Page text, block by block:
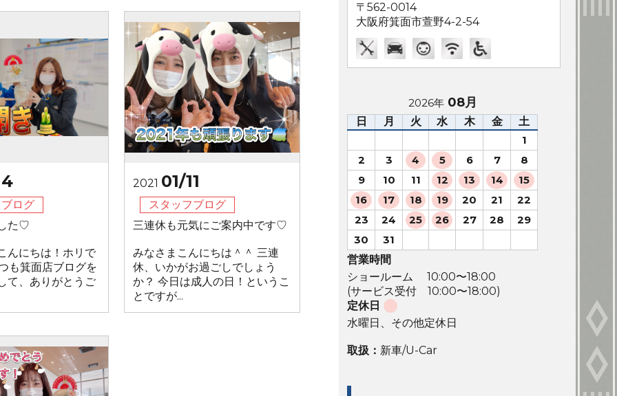
ログ
た♡
んにちは！ホリで
も箕面店ブログを
て、ありがとうご
2021 01/11
スタッフブログ
三連休も元気にご案内中です♡
みなさまこんにちは＾＾ 三連
休、いかがお過ごしでしょう
か？ 今日は成人の日！というこ
とですが...
〒562-0014
大阪府箕面市萱野4-2-54
2026年 08月
日 月 火 水 木 金 土
1
2
3 4 5 6 7
8
9
10 11 12 13 14
15
16
17 18 19 20 21
22
23
24 25 26 27 28
29
30
31
営業時間
ショールーム 10:00〜18:00
(サービス受付 10:00〜18:00)
定休日
水曜日、その他定休日
取扱： 新車/U-Car